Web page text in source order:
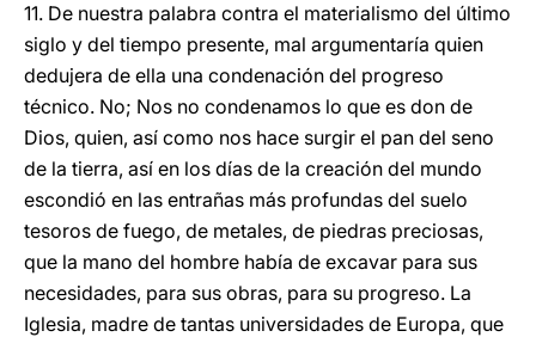
11. De nuestra palabra contra el materialismo del último
siglo y del tiempo presente, mal argumentaría quien
dedujera de ella una condenación del progreso
técnico. No; Nos no condenamos lo que es don de
Dios, quien, así como nos hace surgir el pan del seno
de la tierra, así en los días de la creación del mundo
escondió en las entrañas más profundas del suelo
tesoros de fuego, de metales, de piedras preciosas,
que la mano del hombre había de excavar para sus
necesidades, para sus obras, para su progreso. La
Iglesia, madre de tantas universidades de Europa, que